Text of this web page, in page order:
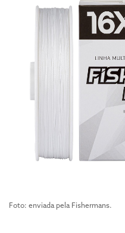
Foto: enviada pela Fishermans.